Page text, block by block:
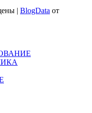
| BlogData от